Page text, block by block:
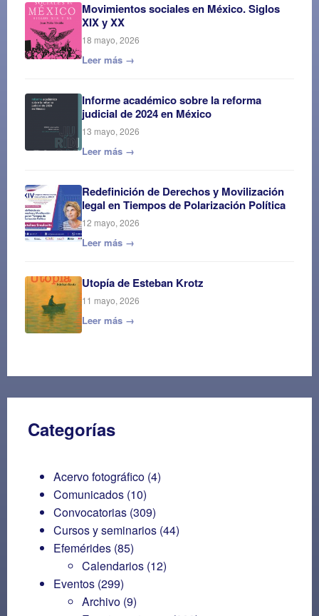
Movimientos sociales en México. Siglos
XIX y XX
18 mayo, 2026
Leer más →
Informe académico sobre la reforma
judicial de 2024 en México
13 mayo, 2026
Leer más →
Redefinición de Derechos y Movilización
legal en Tiempos de Polarización Política
12 mayo, 2026
Leer más →
Utopía de Esteban Krotz
11 mayo, 2026
Leer más →
Categorías
Acervo fotográfico (4)
Comunicados (10)
Convocatorias (309)
Cursos y seminarios (44)
Efemérides (85)
Calendarios (12)
Eventos (299)
Archivo (9)